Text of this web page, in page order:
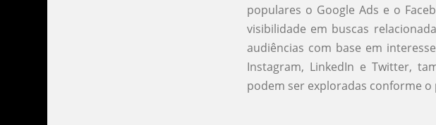
populares o Google Ads e o
visibilidade em buscas
audiências com base em
Instagram, LinkedIn e Twitter,
podem ser exploradas conforme o